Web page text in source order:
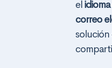
el
correo
solución